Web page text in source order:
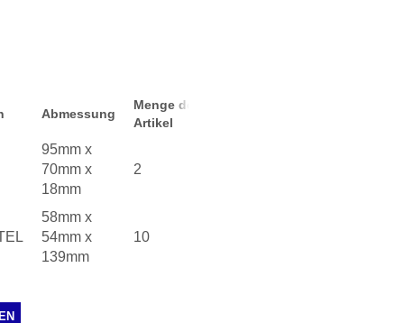
Abmessung
Menge der
Artikel
95mm x
70mm x
18mm
2
58mm x
54mm x
139mm
10